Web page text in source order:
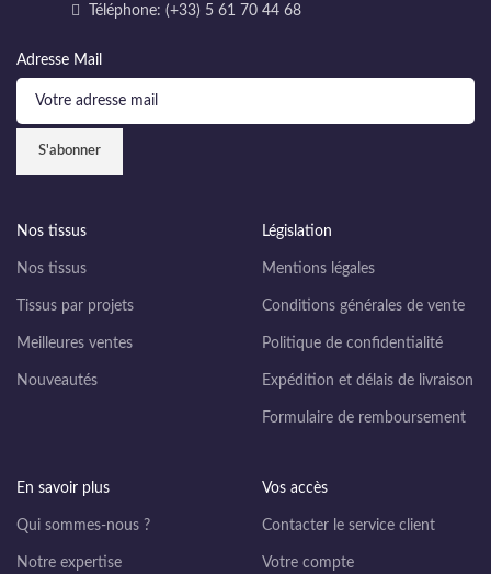
Téléphone: (+33) 5 61 70 44 68
Adresse Mail
Nos tissus
Nos tissus
Tissus par projets
Meilleures ventes
Nouveautés
Législation
Mentions légales
Conditions générales de vente
Politique de confidentialité
Expédition et délais de livraison
Formulaire de remboursement
En savoir plus
Qui sommes-nous ?
Notre expertise
Vos accès
Contacter le service client
Votre compte